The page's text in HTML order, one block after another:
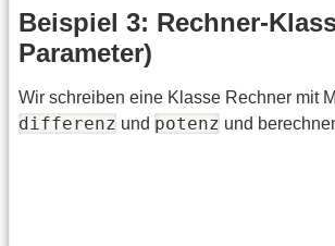
Beispiel 3: Rechner-
Parameter)
Wir schreiben eine Klasse Rechner mit
differenz und potenz und